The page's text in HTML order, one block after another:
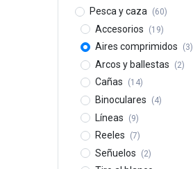
Pesca y caza (60)
Accesorios (19)
Aires comprimidos (3)
Arcos y ballestas (2)
Cañas (14)
Binoculares (4)
Líneas (9)
Reeles (7)
Señuelos (2)